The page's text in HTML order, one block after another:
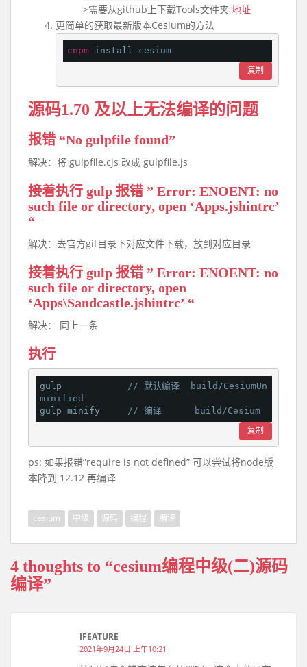
>需要从github上下载Tools文件夹 地址
更简单的获取最新版本Cesium的方法
cnpm
复制
源码1.70 及以上无法编译的问题
报错 “No gulpfile found”
解决：将 gulpfile.cjs 改成 gulpfile.js
接着执行 gulp 报错 ” Error: ENOENT: no
such file or directory, open ‘Apps.jshintrc’
“
解决：去官方git目录下对应文件下载，放到对应目录
接着执行 gulp 报错 ” Error: ENOENT: no
such file or directory, open
‘Apps\Sandcastle.jshintrc’ “
解决： 同上一条
执行
gulp // 默认编译  build/CesiumUn
minified
gulp minify
复制
ps: 如果报错”require is not defined” 可以尝试将node版
本降到 12.12 再编译
cesium 中级 源码 编程 编译
4 thoughts to “cesium编程中级(二)源码
编译”
IFEATURE
2021年9月24日 上午10:21